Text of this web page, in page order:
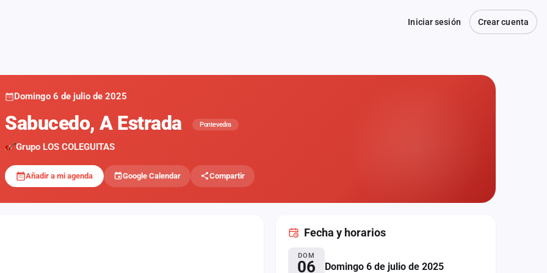
Iniciar sesión Crear cuenta
Domingo 6 de julio de 2025
Sabucedo, A Estrada Pontevedra
Grupo LOS COLEGUITAS
Añadir a mi agenda Google Calendar Compartir
Fecha y horarios
DOM
06 Domingo 6 de julio de 2025